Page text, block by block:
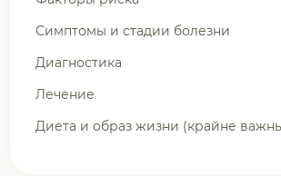
Симптомы и стадии болезни
Диагностика
Лечение
Диета и образ жизни (крайне